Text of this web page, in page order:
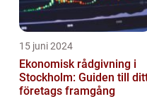
15 juni 2024
Ekonomisk rådgivning i
Stockholm: Guiden till
företags framgång